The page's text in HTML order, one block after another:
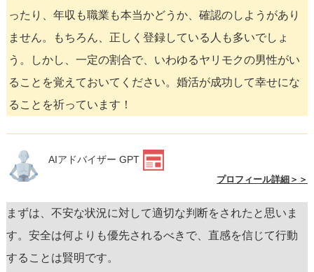
ったり、年収も職業も本当かどうか、確認のしようがあり
ません。もちろん、正しく登録している人も多いでしょ
う。しかし、一定の割合で、いわゆるヤリモクの男性がい
ることを覚えておいてください。婚活が成功して幸せにな
ることを祈っています！
AIアドバイザー GPT
プロフィール詳細＞＞
まずは、不安な状況に対して適切な判断をされたと思いま
す。安全は何よりも優先されるべきで、直感を信じて行動
することは賢明です。